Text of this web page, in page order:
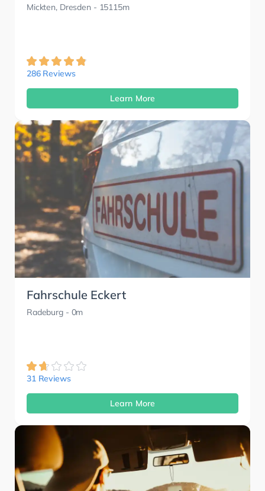
Mickten, Dresden - 15115m
286 Reviews
Learn More
Fahrschule Eckert
Radeburg- 0m
31 Reviews
Learn More